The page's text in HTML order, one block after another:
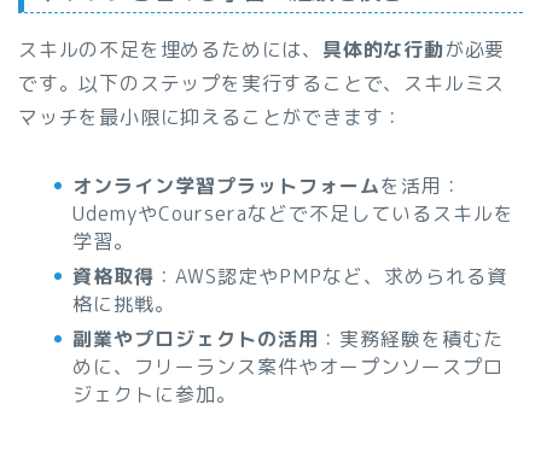
スキルの不足を埋めるためには、 具体的な行動が必要
です。以下のステップを実行することで、スキルミス
マッチを最小限に抑えることができます：
オンライン学習プラットフォームを活用：
UdemyやCourseraなどで不足しているスキルを
学習。
資格取得 ：AWS認定やPMPなど、求められる資
格に挑戦。
副業やプロジェクトの活用 ：実務経験を積むた
めに、フリーランス案件やオープンソースプロ
ジェクトに参加。